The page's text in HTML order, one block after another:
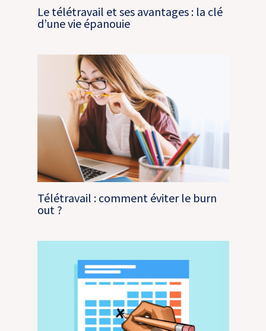
Le télétravail et ses avantages : la clé
d’une vie épanouie
Télétravail : comment éviter le burn
out ?